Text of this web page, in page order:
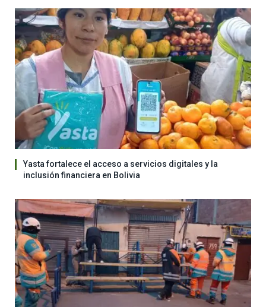
Yasta fortalece el acceso a servicios digitales y la
inclusión financiera en Bolivia